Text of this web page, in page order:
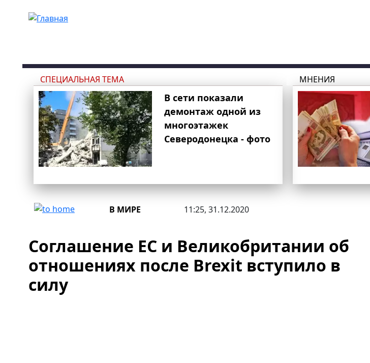
СПЕЦИАЛЬНАЯ ТЕМА
В сети показали
демонтаж одной из
многоэтажек
Северодонецка - фото
МНЕНИЯ
В МИРЕ 11:25, 31.12.2020
Соглашение ЕС и Великобритании об
отношениях после Brexit вступило в
силу